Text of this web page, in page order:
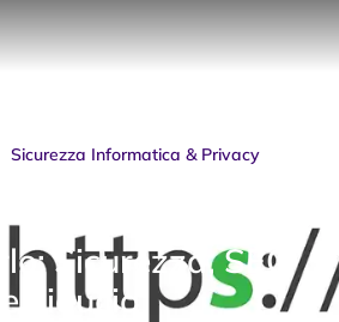
Sicurezza Informatica & Privacy
il Tuo Sito
Sicurezza, SEO
e Fiducia